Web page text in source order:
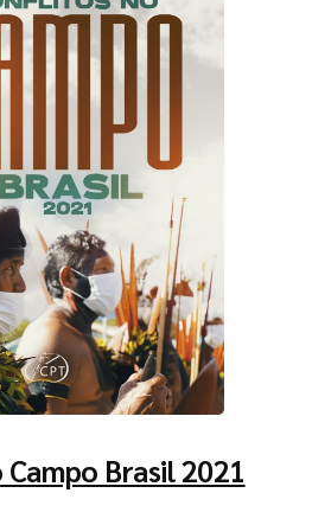
Brasil 2021